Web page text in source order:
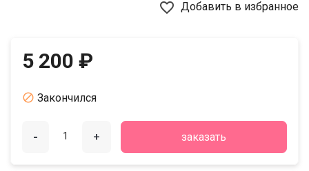
favorite_border Добавить в избранное
5 200 ₽
 Закончился
- + заказать